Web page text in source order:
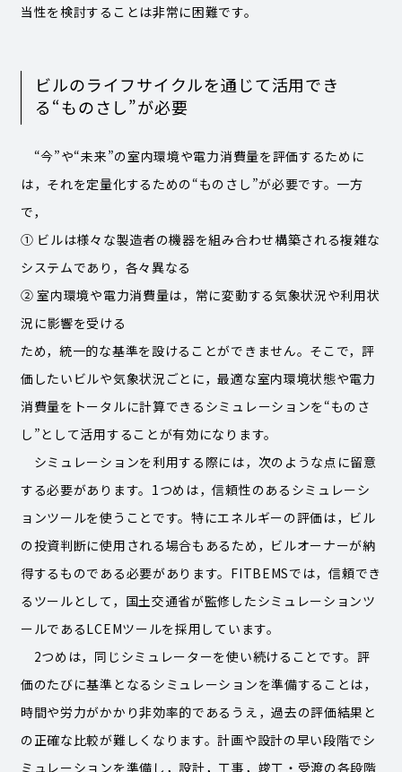
当性を検討することは非常に困難です。
ビルのライフサイクルを通じて活用でき
る“ものさし”が必要
“今”や“未来”の室内環境や電力消費量を評価するために
は，それを定量化するための“ものさし”が必要です。一方
で，
① ビルは様々な製造者の機器を組み合わせ構築される複雑な
システムであり，各々異なる
② 室内環境や電力消費量は，常に変動する気象状況や利用状
況に影響を受ける
ため，統一的な基準を設けることができません。そこで，評
価したいビルや気象状況ごとに，最適な室内環境状態や電力
消費量をトータルに計算できるシミュレーションを“ものさ
し”として活用することが有効になります。
シミュレーションを利用する際には，次のような点に留意
する必要があります。1つめは，信頼性のあるシミュレーシ
ョンツールを使うことです。特にエネルギーの評価は，ビル
の投資判断に使用される場合もあるため，ビルオーナーが納
得するものである必要があります。FITBEMSでは，信頼でき
るツールとして，国土交通省が監修したシミュレーションツ
ールであるLCEMツールを採用しています。
2つめは，同じシミュレーターを使い続けることです。評
価のたびに基準となるシミュレーションを準備することは，
時間や労力がかかり非効率的であるうえ，過去の評価結果と
の正確な比較が難しくなります。計画や設計の早い段階でシ
ミュレーションを準備し，設計，工事，竣工・受渡の各段階